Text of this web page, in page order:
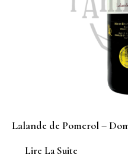
Lalande de Pomerol –
Lire La Suite